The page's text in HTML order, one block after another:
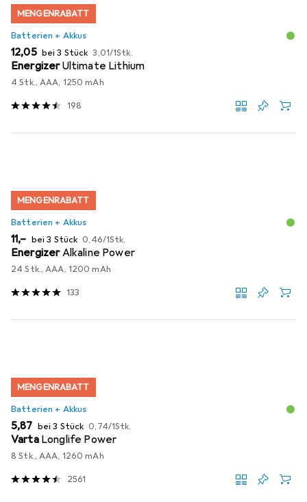
MENGENRABATT
Batterien + Akkus
EUR
12,05 bei 3 Stück EUR
3,01/1Stk.
EnergizerUltimate Lithium
4 Stk., AAA, 1250 mAh
198
MENGENRABATT
Batterien + Akkus
EUR
11,– bei 3 Stück EUR
0,46/1Stk.
EnergizerAlkaline Power
24 Stk., AAA, 1200 mAh
133
MENGENRABATT
Batterien + Akkus
EUR
5,87 bei 3 Stück EUR
0,74/1Stk.
Varta Longlife Power
8 Stk., AAA, 1260 mAh
2561